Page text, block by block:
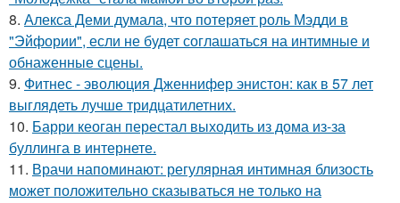
8. Алекса Деми думала, что потеряет роль Мэдди в
"Эйфории", если не будет соглашаться на интимные и
обнаженные сцены.
9. Фитнес - эволюция Дженнифер энистон: как в 57 лет
выглядеть лучше тридцатилетних.
10. Барри кеоган перестал выходить из дома из-за
буллинга в интернете.
11. Врачи напоминают: регулярная интимная близость
может положительно сказываться не только на